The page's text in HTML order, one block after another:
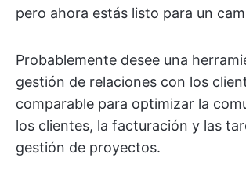
pero ahora estás listo para un
Probablemente desee una
gestión de relaciones con los
comparable para optimizar la
los clientes, la facturación y las
gestión de proyectos.